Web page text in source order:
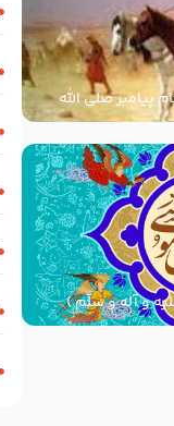
پیامبر صلی الله
و آله و سلّم )